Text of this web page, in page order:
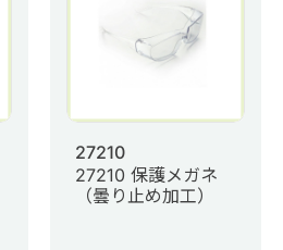
イページ
語
27210
27210 保護メガネ
（曇り止め加工）